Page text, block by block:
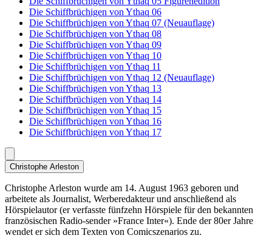
Die Schiffbrüchigen von Ythaq 06
Die Schiffbrüchigen von Ythaq 07 (Neuauflage)
Die Schiffbrüchigen von Ythaq 08
Die Schiffbrüchigen von Ythaq 09
Die Schiffbrüchigen von Ythaq 10
Die Schiffbrüchigen von Ythaq 11
Die Schiffbrüchigen von Ythaq 12 (Neuauflage)
Die Schiffbrüchigen von Ythaq 13
Die Schiffbrüchigen von Ythaq 14
Die Schiffbrüchigen von Ythaq 15
Die Schiffbrüchigen von Ythaq 16
Die Schiffbrüchigen von Ythaq 17
Christophe Arleston
Christophe Arleston wurde am 14. August 1963 geboren und
arbeitete als Journalist, Werberedakteur und anschließend als
Hörspielautor (er verfasste fünfzehn Hörspiele für den bekannten
französischen Radio-sender »France Inter«). Ende der 80er Jahre
wendet er sich dem Texten von Comicszenarios zu.